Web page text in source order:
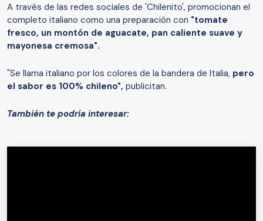
A través de las redes sociales de 'Chilenito', promocionan el
completo italiano como una preparación con "tomate
fresco, un montón de aguacate, pan caliente suave y
mayonesa cremosa".
"Se llama italiano por los colores de la bandera de Italia, pero
el sabor es 100% chileno", publicitan.
También te podría interesar: